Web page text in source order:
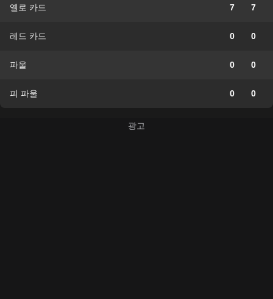
옐로 카드 7 7
레드 카드 0 0
파울 0 0
피 파울 0 0